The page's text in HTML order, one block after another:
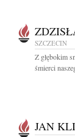
SZCZECIN
Z głębokim
śmierci
JAN